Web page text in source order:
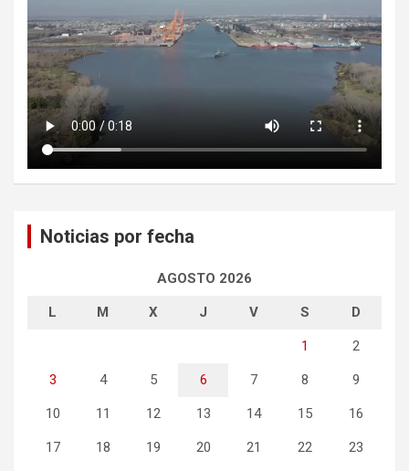
Noticias por fecha
AGOSTO 2026
L M X J V S D
1 2
3 4 5 6 7 8 9
10 11 12 13 14 15 16
17 18 19 20 21 22 23